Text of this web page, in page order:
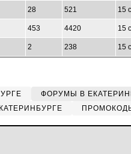
28 521 15
453 4420 15
2 238 15
ФОРУМЫ В